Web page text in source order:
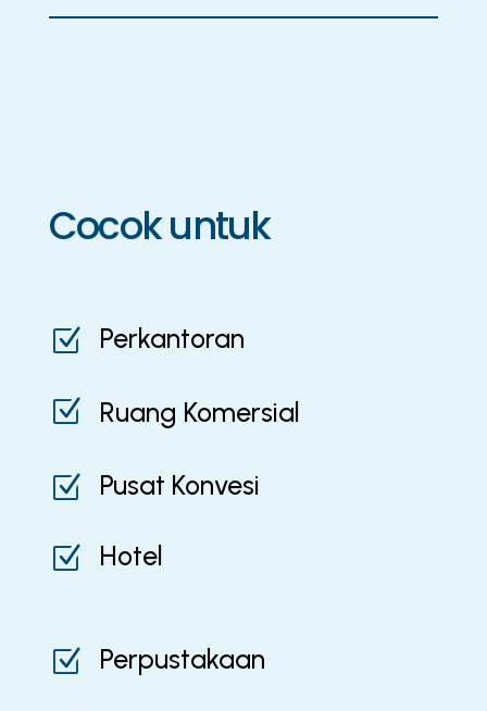
Cocok untuk
Z Perkantoran
Z Ruang Komersial
Z Pusat Konvesi
Z Hotel
Z Perpustakaan